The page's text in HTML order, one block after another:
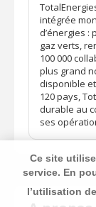
intégrée
d’énergies
gaz verts,
100 000
plus grand
disponible
120 pays,
durable au
ses
Ce site
service. En
l’utilisation